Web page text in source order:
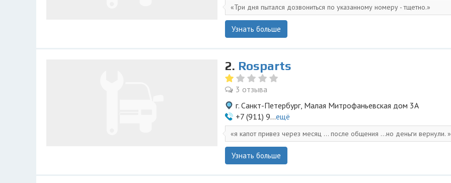
Три дня пытался дозвониться по указанному номеру - тщетно.
Узнать больше
2. Rosparts
3 отзыва
г. Санкт-Петербург, Малая Митрофаньевская дом 3А
+7 (911) 9...ещё
я капот привез через месяц ... после общения ...но деньги вернули.
Узнать больше